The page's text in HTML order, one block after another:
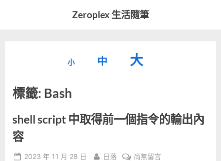
Zeroplex 生活隨筆
發
事
小
小。
中
重
型
大
大
型
大
標籤: Bash
shell script 中取得前一個指令的輸出內
容
Posted
2023 年 11 月 28 日 By
日落
在
尚無留言